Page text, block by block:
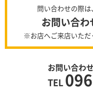
問い合わせの際
お問い合
※お店へご来店いただ
お問い合わ
TEL